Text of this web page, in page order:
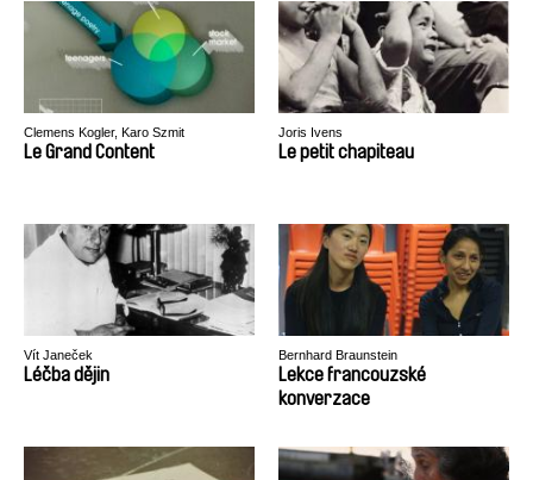
Clemens Kogler, Karo Szmit
Le Grand Content
Joris Ivens
Le petit chapiteau
Vít Janeček
Léčba dějin
Bernhard Braunstein
Lekce francouzské
konverzace